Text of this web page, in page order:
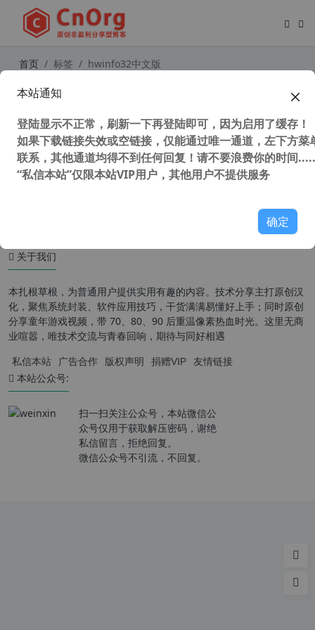
首页 标签 hwinfo32中文版
全能硬件检测工具 HWiNFO v7.23 汉
关于我们
本扎根草根，为普通用户提供实用有趣的内容。技术分享主打原创汉
化，聚焦系统封装、软件应用技巧，干货满满易懂好上手；同时原创
分享童年游戏视频，带 70、80、90 后重温像素热血时光。这里无商
业喧嚣，唯技术交流与青春回响，期待与同好相遇
私信本站 广告合作 版权声明 捐赠VIP 友情链接
本站公众号:
扫一扫关注公众号，本站微信公
众号仅用于获取解压密码，谢绝
私信留言，拒绝回复。
微信公众号不引流，不回复。
本站通知
登陆显示不正常，刷新一下再登陆即可，因为启用了缓存！
如果下载链接失效或空链接，仅能通过唯一通道，左下方菜
联系，其他通道均得不到任何回复！请不要浪费你的时间
“私信本站”仅限本站VIP用户，其他用户不提供服务
确定